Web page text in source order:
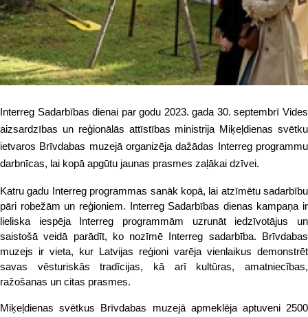
Interreg Sadarbības dienai par godu 2023. gada 30. septembrī Vides
aizsardzības un reģionālās attīstības ministrija Miķeļdienas svētku
ietvaros Brīvdabas muzejā organizēja dažādas Interreg programmu
darbnīcas, lai kopā apgūtu jaunas prasmes zaļākai dzīvei.
Katru gadu Interreg programmas sanāk kopā, lai atzīmētu sadarbību
pāri robežām un reģioniem. Interreg Sadarbības dienas kampaņa ir
lieliska iespēja Interreg programmām uzrunāt iedzīvotājus un
saistošā veidā parādīt, ko nozīmē Interreg sadarbība. Brīvdabas
muzejs ir vieta, kur Latvijas reģioni varēja vienlaikus demonstrēt
savas vēsturiskās tradīcijas, kā arī kultūras, amatniecības,
ražošanas un citas prasmes.
Miķeļdienas svētkus Brīvdabas muzejā apmeklēja aptuveni 2500